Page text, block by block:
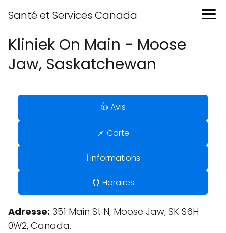
Santé et Services Canada
Kliniek On Main - Moose
Jaw, Saskatchewan
👍 Avis
📌 Carte
ℹ️ Informations
⏰ Horaires
Adresse: 351 Main St N, Moose Jaw, SK S6H
0W2, Canada.